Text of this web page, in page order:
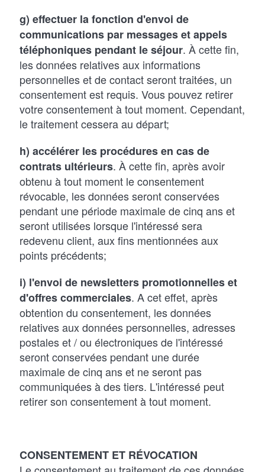
g) effectuer la fonction d'envoi de
communications par messages et appels
téléphoniques pendant le séjour. À cette fin,
les données relatives aux informations
personnelles et de contact seront traitées, un
consentement est requis. Vous pouvez retirer
votre consentement à tout moment. Cependant,
le traitement cessera au départ;
h) accélérer les procédures en cas de
contrats ultérieurs. À cette fin, après avoir
obtenu à tout moment le consentement
révocable, les données seront conservées
pendant une période maximale de cinq ans et
seront utilisées lorsque l'intéressé sera
redevenu client, aux fins mentionnées aux
points précédents;
i) l'envoi de newsletters promotionnelles et
d'offres commerciales. A cet effet, après
obtention du consentement, les données
relatives aux données personnelles, adresses
postales et / ou électroniques de l'intéressé
seront conservées pendant une durée
maximale de cinq ans et ne seront pas
communiquées à des tiers. L'intéressé peut
retirer son consentement à tout moment.
CONSENTEMENT ET RÉVOCATION